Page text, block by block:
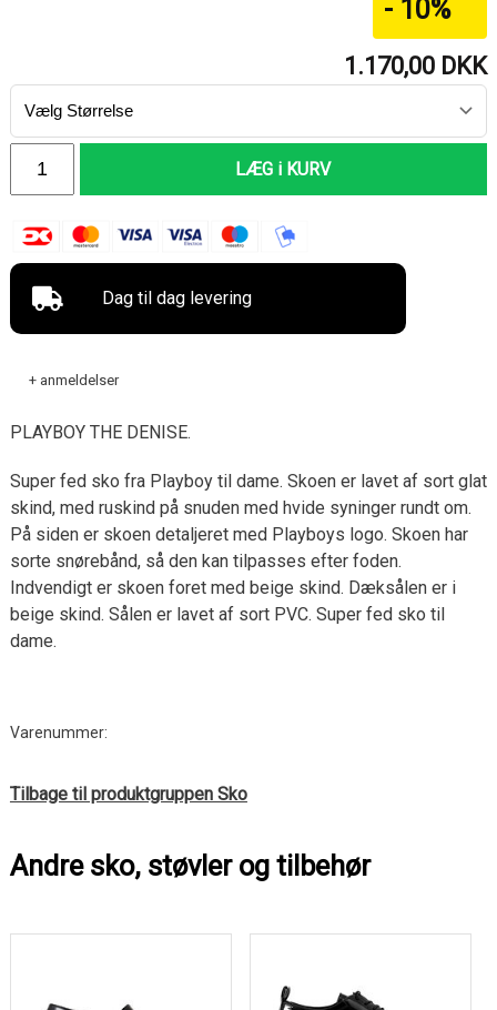
- 10%
1.170,00 DKK
LÆG i KURV
Dag til dag levering
+ anmeldelser
PLAYBOY THE DENISE.
Super fed sko fra Playboy til dame. Skoen er lavet af sort glat
skind, med ruskind på snuden med hvide syninger rundt om.
På siden er skoen detaljeret med Playboys logo. Skoen har
sorte snørebånd, så den kan tilpasses efter foden.
Indvendigt er skoen foret med beige skind. Dæksålen er i
beige skind. Sålen er lavet af sort PVC. Super fed sko til
dame.
Varenummer:
Tilbage til produktgruppen Sko
Andre sko, støvler og tilbehør